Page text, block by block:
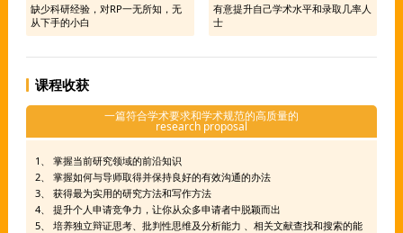
缺少科研经验，对RP一无所知，无
从下手的小白
有意提升自己学术水平和录取几率人
士
课程收获
一篇符合学术要求和学术规范的高质量的
research proposal
掌握当前研究领域的前沿知识
掌握如何与导师取得并保持良好的有效沟通的办法
获得最为实用的研究方法和写作方法
提升个人申请竞争力，让你从众多申请者中脱颖而出
培养独立辩证思考、批判性思维及分析能力 、相关文献查找和搜索的能